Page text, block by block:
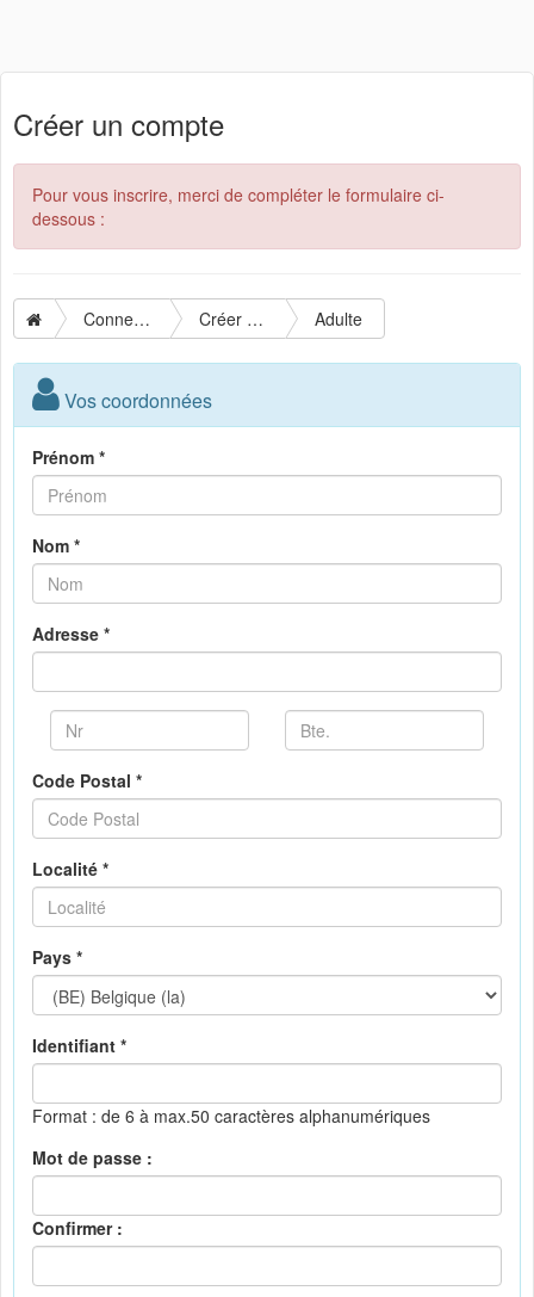
Créer un compte
Pour vous inscrire, merci de compléter le formulaire ci-
dessous :
Connexion Créer un compte Adulte
Vos coordonnées
Prénom *
Nom *
Adresse *
Code Postal *
Localité *
Pays *
Identifiant *
Format : de 6 à max.50 caractères alphanumériques
Mot de passe :
Confirmer :